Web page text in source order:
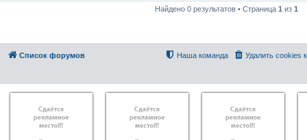
Найдено 0 результатов • Страница 1 из 1
Список форумов Удалить cookies
Наша команда